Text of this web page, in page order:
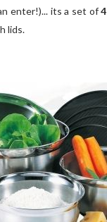
enter!)... its a set of4
lids.